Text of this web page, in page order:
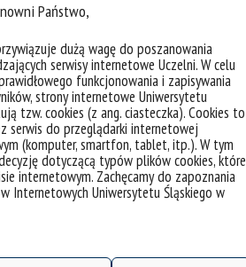
Państwo,
dużą wagę do poszanowania
serwisy internetowe Uczelni. W celu
funkcjonowania i zapisywania
strony internetowe Uniwersytetu
tzw. cookies (z ang. ciasteczka). Cookies to
serwis do przeglądarki internetowej
(komputer, smartfon, tablet, itp.). W tym
dotyczącą typów plików cookies, które
internetowym. Zachęcamy do zapoznania
Internetowych Uniwersytetu Śląskiego w